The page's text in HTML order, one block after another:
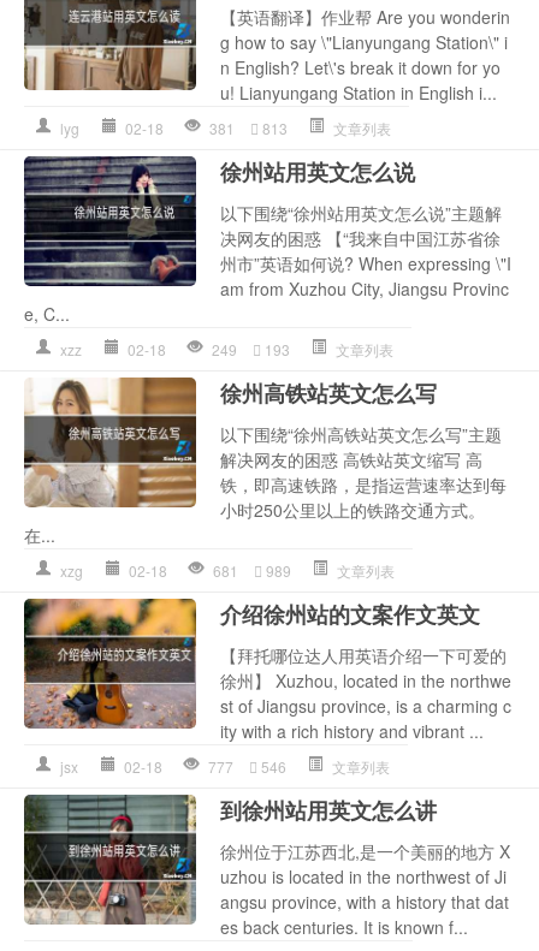
【英语翻译】作业帮 Are you wonderin
g how to say \"Lianyungang Station\" i
n English? Let\'s break it down for yo
u! Lianyungang Station in English i...
lyg 02-18 381 813 文章列表
徐州站用英文怎么说
以下围绕“徐州站用英文怎么说”主题解
决网友的困惑 【“我来自中国江苏省徐
州市”英语如何说? When expressing \"I
am from Xuzhou City, Jiangsu Provinc
e, C...
xzz 02-18 249 193 文章列表
徐州高铁站英文怎么写
以下围绕“徐州高铁站英文怎么写”主题
解决网友的困惑 高铁站英文缩写 高
铁，即高速铁路，是指运营速率达到每
小时250公里以上的铁路交通方式。
在...
xzg 02-18 681 989 文章列表
介绍徐州站的文案作文英文
【拜托哪位达人用英语介绍一下可爱的
徐州】 Xuzhou, located in the northwe
st of Jiangsu province, is a charming c
ity with a rich history and vibrant ...
jsx 02-18 777 546 文章列表
到徐州站用英文怎么讲
徐州位于江苏西北,是一个美丽的地方 X
uzhou is located in the northwest of Ji
angsu province, with a history that dat
es back centuries. It is known f...